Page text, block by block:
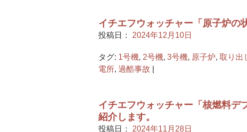
イチエフウォッチャー「原子炉の
投稿日： 2024年12月10日
タグ: 1号機, 2号機, 3号機, 原子炉, 取り出
電所, 過酷事故
イチエフウォッチャー「核燃料デ
紹介します。
投稿日： 2024年11月28日